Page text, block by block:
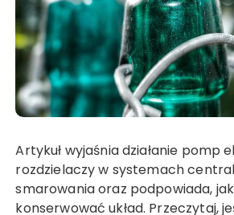
Artykuł wyjaśnia działanie pomp elektrycznych i
rozdzielaczy w systemach
smarowania oraz podpowiada,
konserwować układ. Przeczytaj,